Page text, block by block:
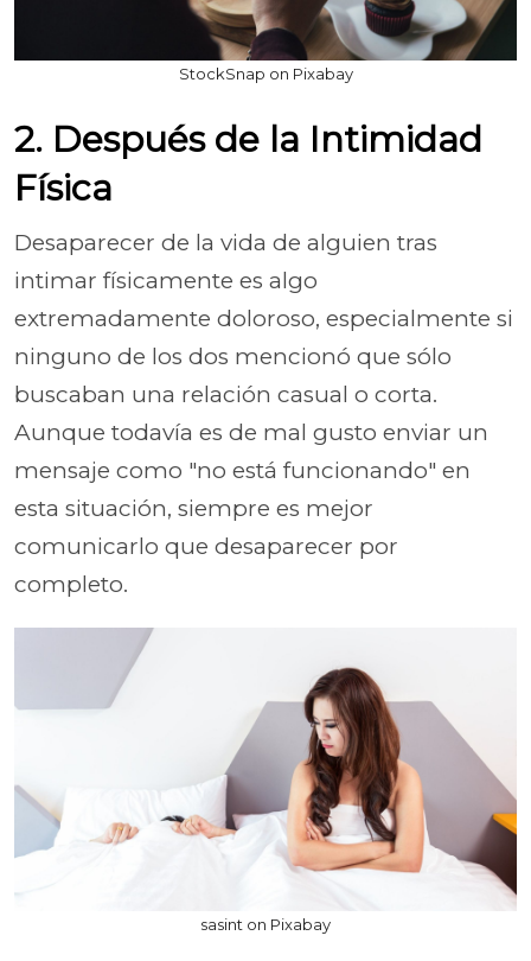
StockSnap on Pixabay
2. Después de la Intimidad
Física
Desaparecer de la vida de alguien tras
intimar físicamente es algo
extremadamente doloroso, especialmente si
ninguno de los dos mencionó que sólo
buscaban una relación casual o corta.
Aunque todavía es de mal gusto enviar un
mensaje como "no está funcionando" en
esta situación, siempre es mejor
comunicarlo que desaparecer por
completo.
sasint on Pixabay